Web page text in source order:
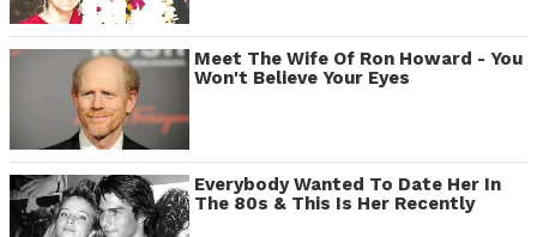
Meet The Wife Of Ron Howard - You
Won't Believe Your Eyes
Everybody Wanted To Date Her In
The 80s & This Is Her Recently